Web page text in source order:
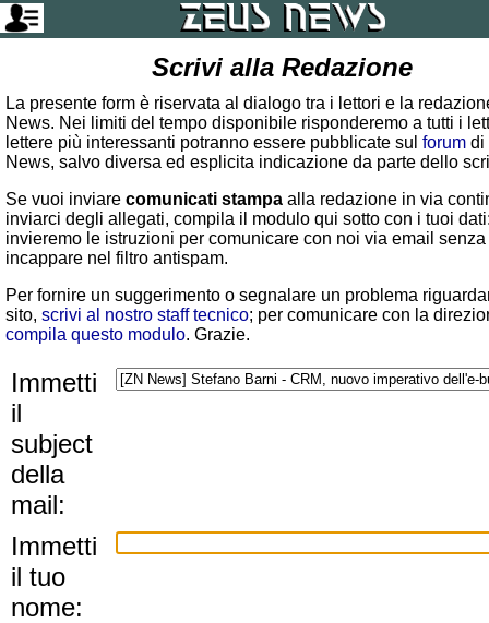
Scrivi alla Redazione
La presente form è riservata al dialogo tra i lettori e la
News. Nei limiti del tempo disponibile risponderemo a tutti i
lettere più interessanti potranno essere pubblicate sul forum di
News, salvo diversa ed esplicita indicazione da parte dello
Se vuoi inviare comunicati stampa alla redazione in via
inviarci degli allegati, compila il modulo qui sotto con i tuoi
invieremo le istruzioni per comunicare con noi via email senza
incappare nel filtro antispam.
Per fornire un suggerimento o segnalare un problema
sito, scrivi al nostro staff tecnico; per comunicare con la
compila questo modulo. Grazie.
Immetti
il
subject
della
mail:
Immetti
il tuo
nome: